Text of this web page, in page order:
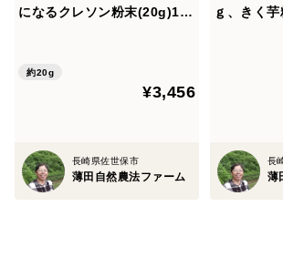
になるクレソン粉末(20g)1
体に良いですよ。
約20g
¥3,456
長崎県佐世保市
薄田自然農法ファーム
ｇ、きく
長
薄